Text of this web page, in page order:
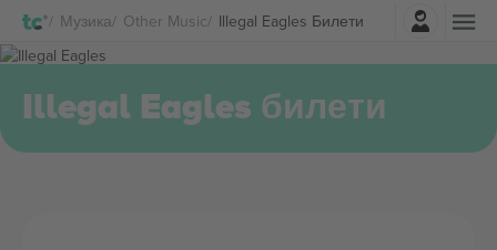
Музика Other Music Illegal Eagles Билети
Најави се
Illegal Eagles билети